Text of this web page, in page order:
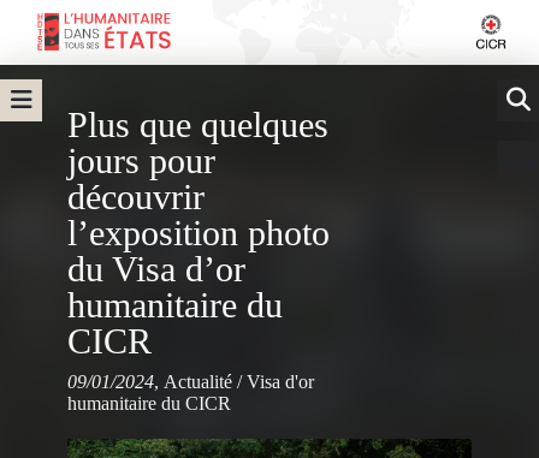
Plus que quelques
jours pour
découvrir
l’exposition photo
du Visa d’or
humanitaire du
CICR
09/01/2024, Actualité /Visa d'or
humanitaire du CICR